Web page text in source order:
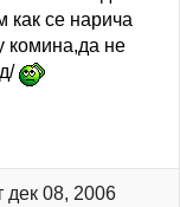
как се нарича
комина,да не
дек 08, 2006